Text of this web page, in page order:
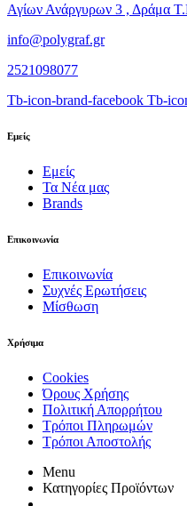
Αγίων Ανάργυρων 3 , Δράμα
info@polygraf.gr
2521098077
Tb-icon-brand-facebook Tb-
Εμείς
Εμείς
Τα Νέα μας
Brands
Επικοινωνία
Επικοινωνία
Συχνές Ερωτήσεις
Μίσθωση
Χρήσιμα
Cookies
Όρους Χρήσης
Πολιτική Απορρήτου
Τρόποι Πληρωμών
Τρόποι Αποστολής
Menu
Κατηγορίες Προϊόντων